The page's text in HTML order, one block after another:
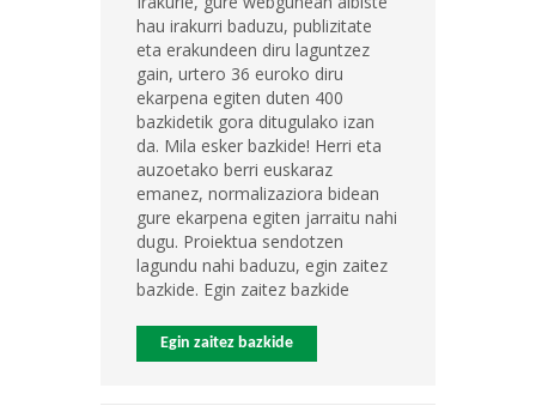
hau irakurri baduzu, publizitate
eta erakundeen diru laguntzez
gain, urtero 36 euroko diru
ekarpena egiten duten 400
bazkidetik gora ditugulako izan
da. Mila esker bazkide! Herri eta
auzoetako berri euskaraz
emanez, normalizaziora bidean
gure ekarpena egiten jarraitu nahi
dugu. Proiektua sendotzen
lagundu nahi baduzu, egin zaitez
bazkide. Egin zaitez bazkide
Egin zaitez bazkide